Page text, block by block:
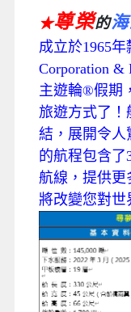
★尊榮的
成立於1965
Corporation
主遊輪®假期
旅遊方式了
結，展開令人
的航程包含了
航線，提供更
將改變您對世